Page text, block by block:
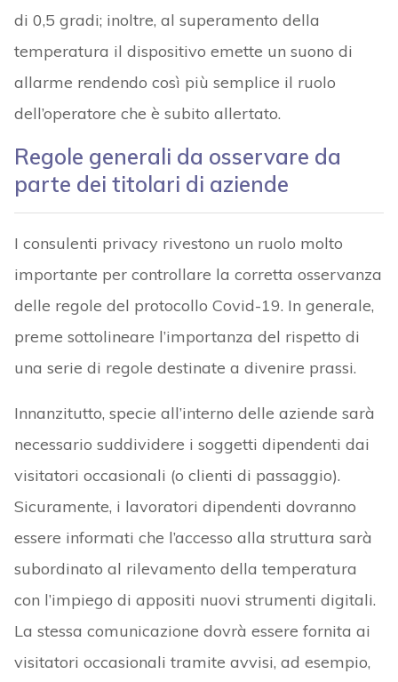
di 0,5 gradi; inoltre, al superamento della
temperatura il dispositivo emette un suono di
allarme rendendo così più semplice il ruolo
dell’operatore che è subito allertato.
Regole generali da osservare da
parte dei titolari di aziende
I consulenti privacy rivestono un ruolo molto
importante per controllare la corretta osservanza
delle regole del protocollo Covid-19. In generale,
preme sottolineare l’importanza del rispetto di
una serie di regole destinate a divenire prassi.
Innanzitutto, specie all’interno delle aziende sarà
necessario suddividere i soggetti dipendenti dai
visitatori occasionali (o clienti di passaggio).
Sicuramente, i lavoratori dipendenti dovranno
essere informati che l’accesso alla struttura sarà
subordinato al rilevamento della temperatura
con l’impiego di appositi nuovi strumenti digitali.
La stessa comunicazione dovrà essere fornita ai
visitatori occasionali tramite avvisi, ad esempio,